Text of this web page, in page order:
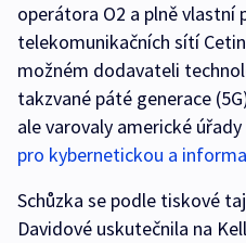
operátora O2 a plně vlastní
telekomunikačních sítí
možném dodavateli
takzvané páté generace
ale varovaly americké
pro kybernetickou a
Schůzka se podle tiskové
Davidové uskutečnila na